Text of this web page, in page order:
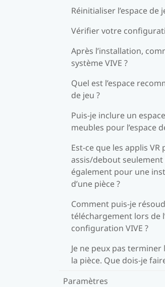
Réinitialiser l’espace de
Vérifier votre
Après l’installation,
système VIVE ?
Quel est l’espace
de jeu ?
Puis-je inclure un
meubles pour l’espace
Est-ce que les applis
assis/debout
également pour une
d’une pièce ?
Comment puis-je
téléchargement lors de
configuration VIVE ?
Je ne peux pas
la pièce. Que dois-je
Paramètres